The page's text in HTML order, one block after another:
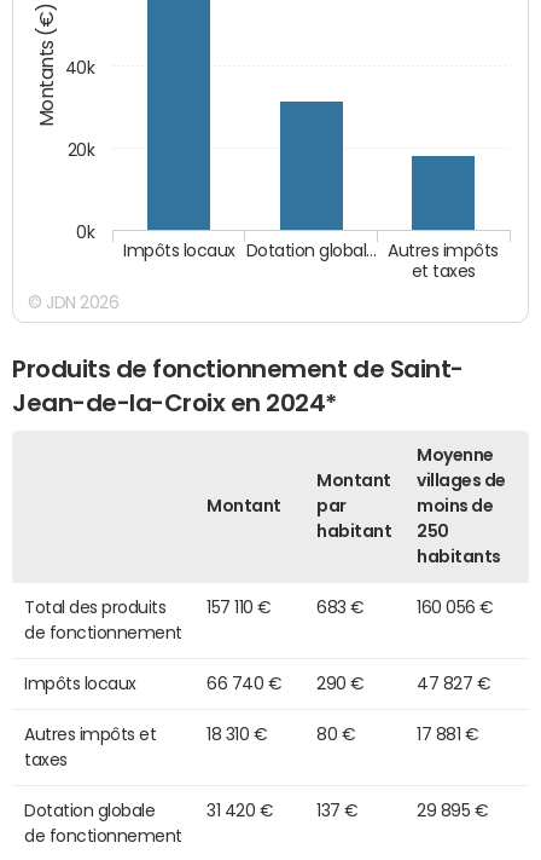
Montants (€)
Autres impôts
et taxes
Dotation global…
Impôts locaux
0k
20k
40k
© JDN 2026
Produits de fonctionnement de Saint-
Jean-de-la-Croix en 2024*
Montant
Montant
par
habitant
Moyenne
villages de
moins de
250
habitants
Total des produits
de fonctionnement
157 110 € 683 € 160 056 €
Impôts locaux 66 740 € 290 € 47 827 €
Autres impôts et
taxes
18 310 € 80 € 17 881 €
Dotation globale
de fonctionnement
31 420 € 137 € 29 895 €